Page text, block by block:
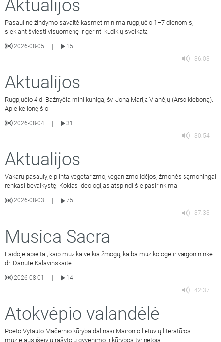
Aktualijos
Pasaulinė žindymo savaitė kasmet minima rugpjūčio 1–7 dienomis,
siekiant šviesti visuomenę ir gerinti kūdikių sveikatą
2026-08-05 |
15
36:03
Aktualijos
Rugpjūčio 4 d. Bažnyčia mini kunigą, šv. Joną Mariją Vianėjų (Arso kleboną).
Apie kelionę šio
2026-08-04 |
31
30:54
Aktualijos
Vakarų pasaulyje plinta vegetarizmo, veganizmo idėjos, žmonės sąmoningai
renkasi bevaikystę. Kokias ideologijas atspindi šie pasirinkimai
2026-08-03
75
37:33
Musica Sacra
Laidoje apie tai, kaip muzika veikia žmogų, kalba muzikologė ir vargonininkė
dr. Danutė Kalavinskaitė.
2026-08-01
14
42:37
Atokvėpio valandėlė
Poeto Vytauto Mačernio kūryba dalinasi Maironio lietuvių literatūros
muziejaus išeivių rašytojų gyvenimo ir kūrybos tyrinėtoja